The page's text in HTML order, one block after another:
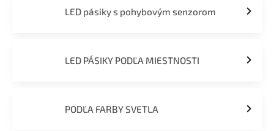
LED pásiky s pohybovým senzorom
LED PÁSIKY PODĽA MIESTNOSTI
PODĽA FARBY SVETLA